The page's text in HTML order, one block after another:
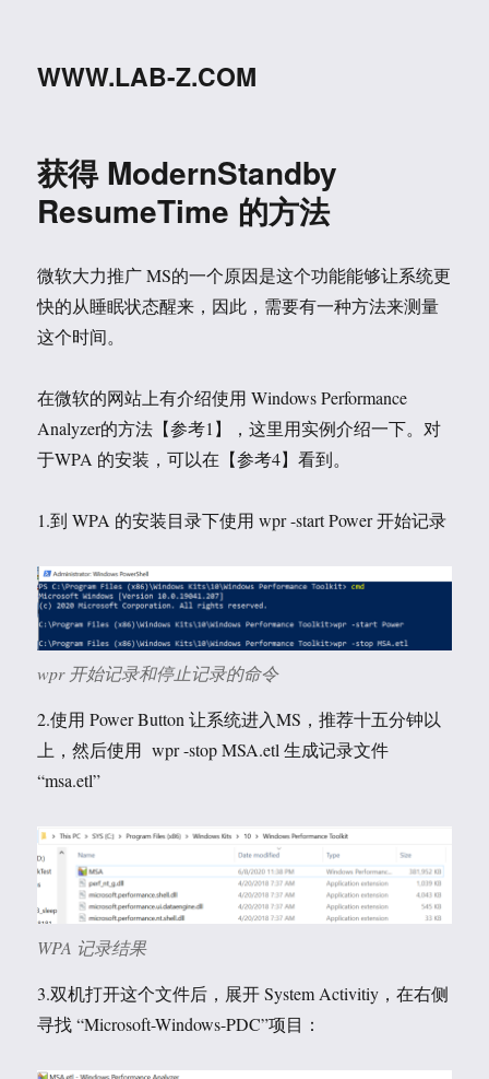
WWW.LAB-Z.COM
获得 ModernStandby
ResumeTime 的方法
微软大力推广 MS的一个原因是这个功能能够让系统更
快的从睡眠状态醒来，因此，需要有一种方法来测量
这个时间。
在微软的网站上有介绍使用 Windows Performance
Analyzer的方法【参考1】，这里用实例介绍一下。对
于WPA 的安装，可以在【参考4】看到。
1.到 WPA 的安装目录下使用 wpr -start Power 开始记录
wpr 开始记录和停止记录的命令
2.使用 Power Button 让系统进入MS，推荐十五分钟以
上，然后使用 wpr -stop MSA.etl 生成记录文件
“msa.etl”
WPA 记录结果
3.双机打开这个文件后，展开 System Activitiy，在右侧
寻找 “Microsoft-Windows-PDC”项目：